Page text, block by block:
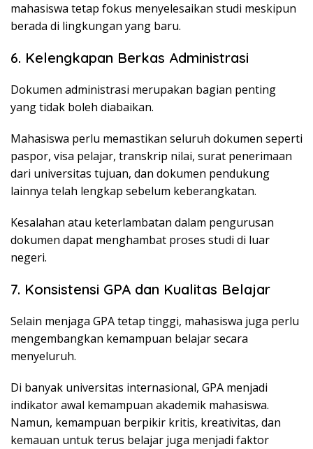
mahasiswa tetap fokus menyelesaikan studi meskipun
berada di lingkungan yang baru.
6. Kelengkapan Berkas Administrasi
Dokumen administrasi merupakan bagian penting
yang tidak boleh diabaikan.
Mahasiswa perlu memastikan seluruh dokumen seperti
paspor, visa pelajar, transkrip nilai, surat penerimaan
dari universitas tujuan, dan dokumen pendukung
lainnya telah lengkap sebelum keberangkatan.
Kesalahan atau keterlambatan dalam pengurusan
dokumen dapat menghambat proses studi di luar
negeri.
7. Konsistensi GPA dan Kualitas Belajar
Selain menjaga GPA tetap tinggi, mahasiswa juga perlu
mengembangkan kemampuan belajar secara
menyeluruh.
Di banyak universitas internasional, GPA menjadi
indikator awal kemampuan akademik mahasiswa.
Namun, kemampuan berpikir kritis, kreativitas, dan
kemauan untuk terus belajar juga menjadi faktor